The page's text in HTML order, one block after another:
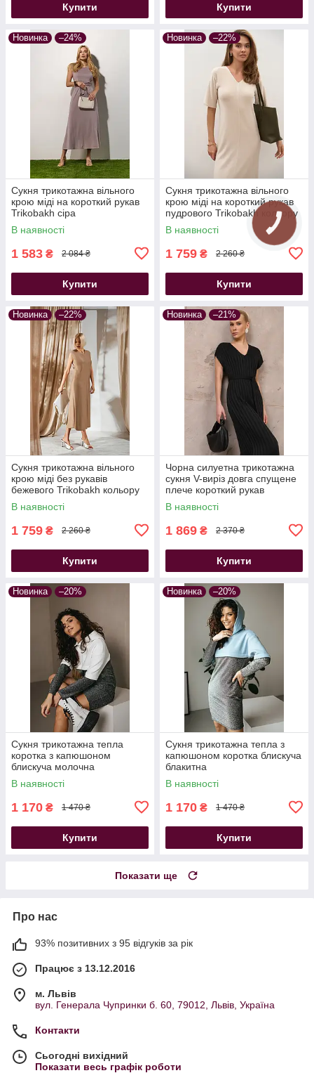
Купити Купити
Новинка –24%
Сукня трикотажна вільного
крою міді на короткий рукав
Trikobakh сіра
В наявності
1 583 ₴ 2 084 ₴
Купити
Новинка –22%
Сукня трикотажна вільного
крою міді на короткий рукав
пудрового Trikobakh кольору
В наявності
1 759 ₴ 2 260 ₴
Купити
Новинка –22%
Сукня трикотажна вільного
крою міді без рукавів
бежевого Trikobakh кольору
В наявності
1 759 ₴ 2 260 ₴
Купити
Новинка –21%
Чорна силуетна трикотажна
сукня V-виріз довга спущене
плече короткий рукав
Trikobakh
В наявності
1 869 ₴ 2 370 ₴
Купити
Новинка –20%
Сукня трикотажна тепла
коротка з капюшоном
блискуча молочна
В наявності
1 170 ₴ 1 470 ₴
Купити
Новинка –20%
Сукня трикотажна тепла з
капюшоном коротка блискуча
блакитна
В наявності
1 170 ₴ 1 470 ₴
Купити
Показати ще
Про нас
93% позитивних з 95 відгуків за рік
Працює з 13.12.2016
м. Львів
вул. Генерала Чупринки б. 60, 79012, Львів, Україна
Контакти
Сьогодні вихідний
Показати весь графік роботи